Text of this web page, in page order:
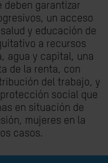
deben garantizar
un acceso
y educación de
a recursos
agua y capital, una
de la renta, con
del trabajo, y
social que
en situación de
mujeres en la
casos.